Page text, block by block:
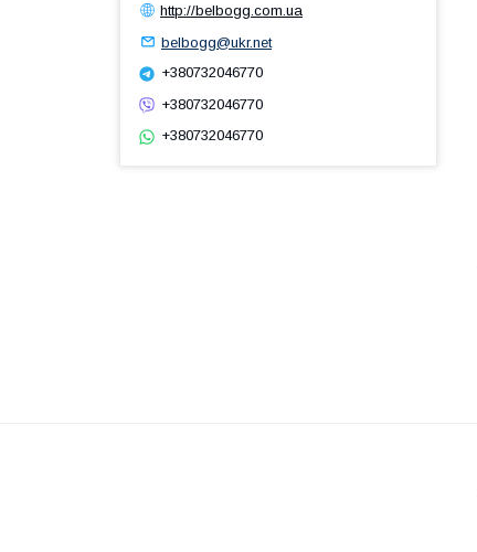
http://belbogg.com.ua
belbogg@ukr.net
+380732046770
+380732046770
+380732046770